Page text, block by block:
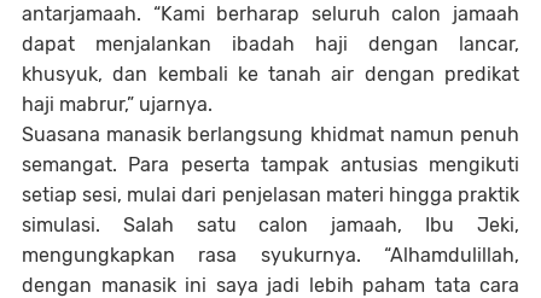
antarjamaah. “Kami berharap seluruh calon jamaah
dapat menjalankan ibadah haji dengan lancar,
khusyuk, dan kembali ke tanah air dengan predikat
haji mabrur,” ujarnya.
Suasana manasik berlangsung khidmat namun penuh
semangat. Para peserta tampak antusias mengikuti
setiap sesi, mulai dari penjelasan materi hingga praktik
simulasi. Salah satu calon jamaah, Ibu Jeki,
mengungkapkan rasa syukurnya. “Alhamdulillah,
dengan manasik ini saya jadi lebih paham tata cara